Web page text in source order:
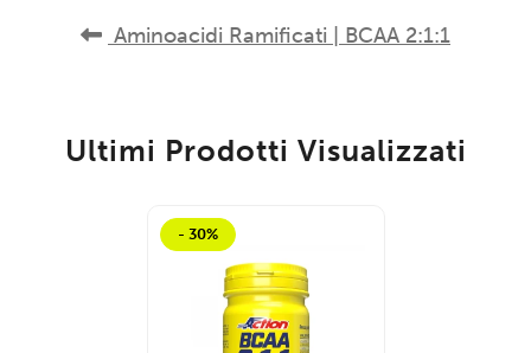
Aminoacidi Ramificati | BCAA 2:1:1
Ultimi Prodotti Visualizzati
- 30%